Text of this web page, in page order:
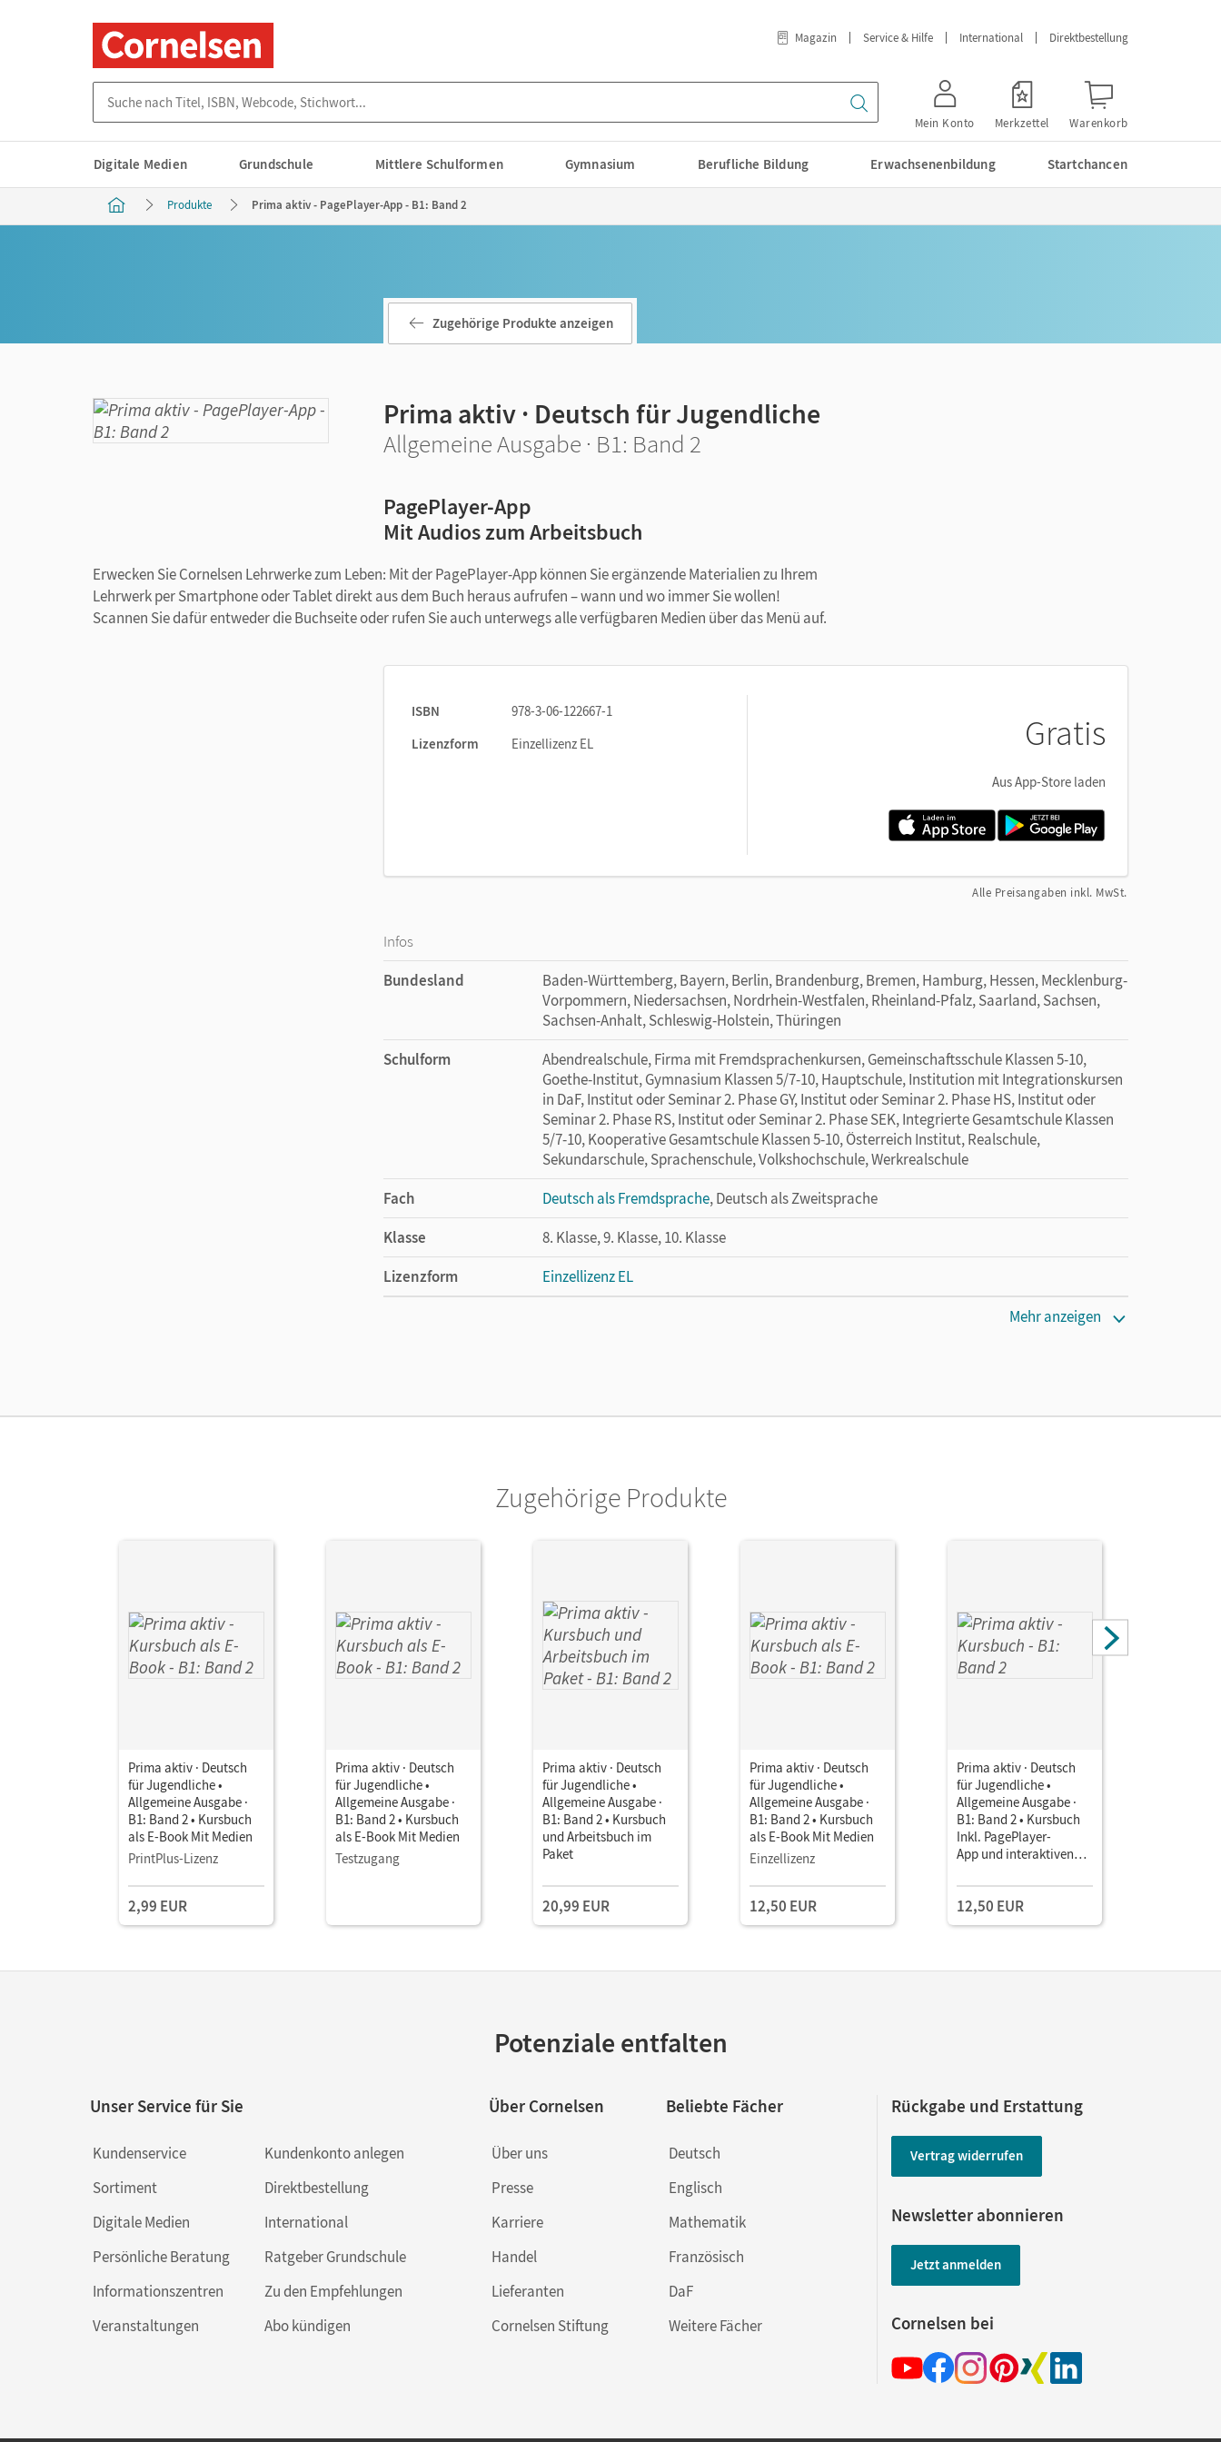
Magazin Service & Hilfe International Direktbestellung
Mein Konto Merkzettel Warenkorb
Digitale Medien Grundschule Mittlere Schulformen Gymnasium Berufliche Bildung Erwachsenenbildung Startchancen
Produkte Prima aktiv - PagePlayer-App - B1: Band 2
Zugehörige Produkte anzeigen
Prima aktiv · Deutsch für Jugendliche
Allgemeine Ausgabe · B1: Band 2
PagePlayer-App
Mit Audios zum Arbeitsbuch
Erwecken Sie Cornelsen Lehrwerke zum Leben: Mit der PagePlayer-App können Sie ergänzende Materialien zu Ihrem
Lehrwerk per Smartphone oder Tablet direkt aus dem Buch heraus aufrufen – wann und wo immer Sie wollen!
Scannen Sie dafür entweder die Buchseite oder rufen Sie auch unterwegs alle verfügbaren Medien über das Menü auf.
ISBN
978-3-06-122667-1
Lizenzform
Einzellizenz EL Gratis
Aus App-Store laden
Alle Preisangaben inkl. MwSt.
Infos
Bundesland
Baden-Württemberg, Bayern, Berlin, Brandenburg, Bremen, Hamburg, Hessen, Mecklenburg-
Vorpommern, Niedersachsen, Nordrhein-Westfalen, Rheinland-Pfalz, Saarland, Sachsen,
Sachsen-Anhalt, Schleswig-Holstein, Thüringen
Schulform
Abendrealschule, Firma mit Fremdsprachenkursen, Gemeinschaftsschule Klassen 5-10,
Goethe-Institut, Gymnasium Klassen 5/7-10, Hauptschule, Institution mit Integrationskursen
in DaF, Institut oder Seminar 2. Phase GY, Institut oder Seminar 2. Phase HS, Institut oder
Seminar 2. Phase RS, Institut oder Seminar 2. Phase SEK, Integrierte Gesamtschule Klassen
5/7-10, Kooperative Gesamtschule Klassen 5-10, Österreich Institut, Realschule,
Sekundarschule, Sprachenschule, Volkshochschule, Werkrealschule
Fach
Deutsch als Fremdsprache, Deutsch als Zweitsprache
Klasse
8. Klasse, 9. Klasse, 10. Klasse
Lizenzform
Einzellizenz EL
Mehr anzeigen
Zugehörige Produkte
Prima aktiv · Deutsch
für Jugendliche •
Allgemeine Ausgabe ·
B1: Band 2 • Kursbuch
als E-Book Mit Medien
PrintPlus-Lizenz
2,99 EUR
Prima aktiv · Deutsch
für Jugendliche •
Allgemeine Ausgabe ·
B1: Band 2 • Kursbuch
als E-Book Mit Medien
Testzugang
Prima aktiv · Deutsch
für Jugendliche •
Allgemeine Ausgabe ·
B1: Band 2 • Kursbuch
und Arbeitsbuch im
Paket
20,99 EUR
Prima aktiv · Deutsch
für Jugendliche •
Allgemeine Ausgabe ·
B1: Band 2 • Kursbuch
als E-Book Mit Medien
Einzellizenz
12,50 EUR
Prima aktiv · Deutsch
für Jugendliche •
Allgemeine Ausgabe ·
B1: Band 2 • Kursbuch
Inkl. PagePlayer-
App und interaktiven
12,50 EUR
Potenziale entfalten
Unser Service für Sie
Kundenservice
Sortiment
Digitale Medien
Persönliche Beratung
Informationszentren
Veranstaltungen
Kundenkonto anlegen
Direktbestellung
International
Ratgeber Grundschule
Zu den Empfehlungen
Abo kündigen
Über Cornelsen
Über uns
Presse
Karriere
Handel
Lieferanten
Cornelsen Stiftung
Beliebte Fächer
Deutsch
Englisch
Mathematik
Französisch
DaF
Weitere Fächer
Rückgabe und Erstattung
Vertrag widerrufen
Newsletter abonnieren
Jetzt anmelden
Cornelsen bei